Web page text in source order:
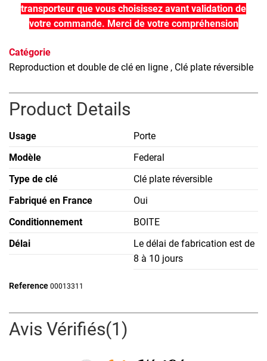
transporteur que vous choisissez avant validation de
votre commande. Merci de votre compréhension
Catégorie
Reproduction et double de clé en ligne , Clé plate réversible
Product Details
Usage
Porte
Modèle
Federal
Type de clé
Clé plate réversible
Fabriqué en France
Oui
Conditionnement
BOITE
Délai
Le délai de fabrication est de
8 à 10 jours
Reference 00013311
Avis Vérifiés(1)